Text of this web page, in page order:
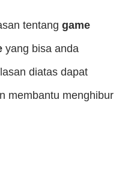
tentang game
yang bisa anda
diatas dapat
membantu menghibur